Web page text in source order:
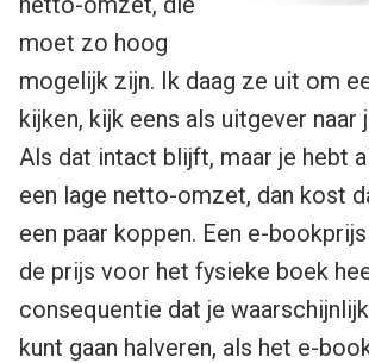
moet zo hoog
mogelijk zijn. Ik daag ze uit om
kijken, kijk eens als uitgever naar
Als dat intact blijft, maar je hebt
een lage netto-omzet, dan kost
een paar koppen. Een e-
de prijs voor het fysieke boek
consequentie dat je
kunt gaan halveren, als het e-